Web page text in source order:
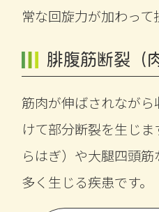
常な回旋力が加わって
腓腹筋断裂（
筋肉が伸ばされなが
けて部分断裂を生じま
らはぎ）や大腿四頭
多く生じる疾患です。